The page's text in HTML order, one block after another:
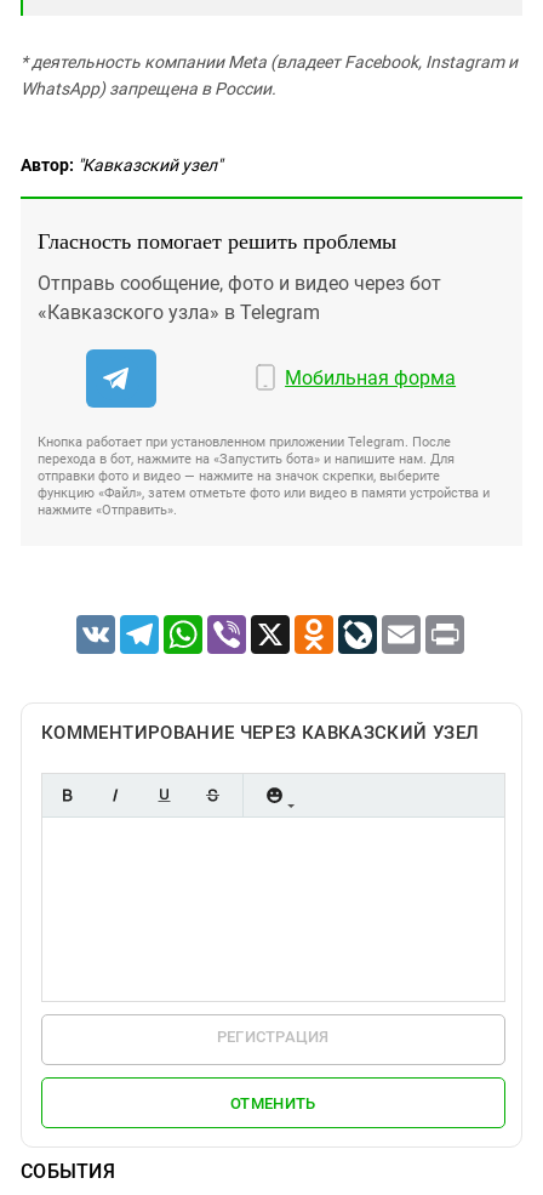
* деятельность компании Meta (владеет Facebook, Instagram и
WhatsApp) запрещена в России.
Автор: "Кавказский узел"
Гласность помогает решить проблемы
Отправь сообщение, фото и видео через бот
«Кавказского узла» в Telegram
Мобильная форма
Кнопка работает при установленном приложении Telegram. После
перехода в бот, нажмите на «Запустить бота» и напишите нам. Для
отправки фото и видео — нажмите на значок скрепки, выберите
функцию «Файл», затем отметьте фото или видео в памяти устройства и
нажмите «Отправить».
VK TelegramWhatsApp
Viber X Odnoklassniki
LiveJournal
Email Print
КОММЕНТИРОВАНИЕ ЧЕРЕЗ КАВКАЗСКИЙ УЗЕЛ
РЕГИСТРАЦИЯ
ОТМЕНИТЬ
СОБЫТИЯ